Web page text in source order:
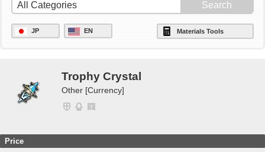
JP EN Materials Tools
Trophy Crystal
Other [Currency]
Price